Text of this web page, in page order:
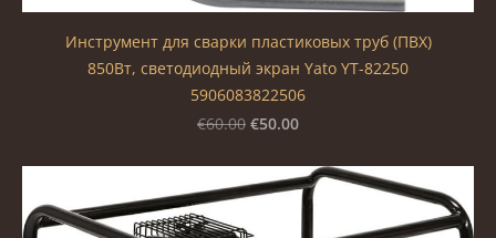
Инструмент для сварки пластиковых труб (ПВХ)
850Вт, светодиодный экран Yato YT-82250
5906083822506
€60.00 €50.00